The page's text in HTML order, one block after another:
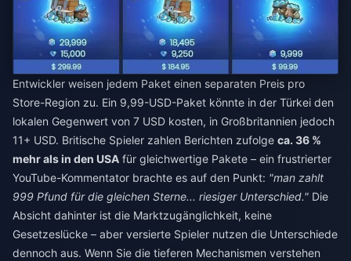
Entwickler weisen jedem Paket einen separaten Preis pro
Store-Region zu. Ein 9,99-USD-Paket könnte in der Türkei den
lokalen Gegenwert von 7 USD kosten, in Großbritannien jedoch
11+ USD. Britische Spieler zahlen Berichten zufolge ca. 36 %
mehr als in den USA für gleichwertige Pakete – ein frustrierter
YouTube-Kommentator brachte es auf den Punkt: "man zahlt
999 Pfund für die gleichen Sterne... riesiger Unterschied." Die
Absicht dahinter ist die Marktzugänglichkeit, keine
Gesetzeslücke – aber versierte Spieler nutzen die Unterschiede
dennoch aus. Wenn Sie die tieferen Mechanismen verstehen